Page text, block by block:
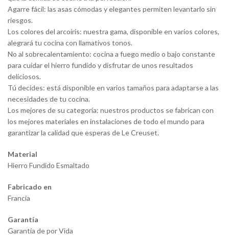
Agarre fácil: las asas cómodas y elegantes permiten levantarlo sin
riesgos.
Los colores del arcoíris: nuestra gama, disponible en varios colores,
alegrará tu cocina con llamativos tonos.
No al sobrecalentamiento: cocina a fuego medio o bajo constante
para cuidar el hierro fundido y disfrutar de unos resultados
deliciosos.
Tú decides: está disponible en varios tamaños para adaptarse a las
necesidades de tu cocina.
Los mejores de su categoría: nuestros productos se fabrican con
los mejores materiales en instalaciones de todo el mundo para
garantizar la calidad que esperas de Le Creuset.
Material
Hierro Fundido Esmaltado
Fabricado en
Francia
Garantía
Garantía de por Vida